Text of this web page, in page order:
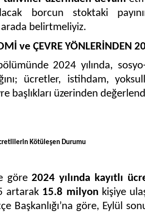
borcun stoktaki
belirtmeliyiz.
ve ÇEVRE YÖNLERİNDEN
bölümünde 2024 yılında,
ücretler, istihdam,
başlıkları üzerinden
Kötüleşen Durumu
göre2024 yılında kayıtlı
artarak 15.8 milyonkişiye
Başkanlığı’na göre, Eylül